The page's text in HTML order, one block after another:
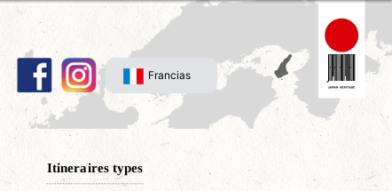
Francias
Itineraires types